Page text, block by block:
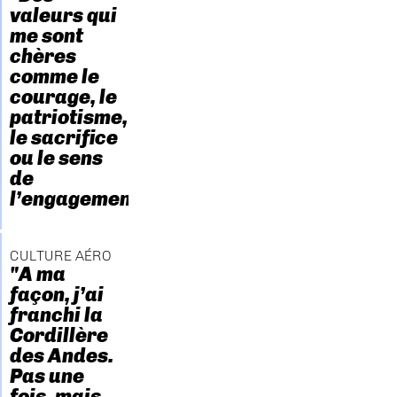
valeurs qui
me sont
chères
comme le
courage, le
patriotisme,
le sacrifice
ou le sens
de
l’engagement."
CULTURE AÉRO
"A ma
façon, j’ai
franchi la
Cordillère
des Andes.
Pas une